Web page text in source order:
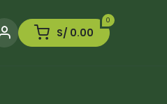
0
S/ 0.00